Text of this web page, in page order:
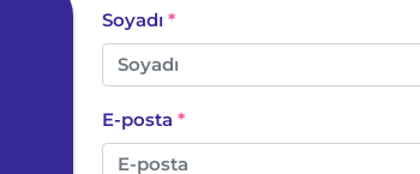
Soyadı
E-posta